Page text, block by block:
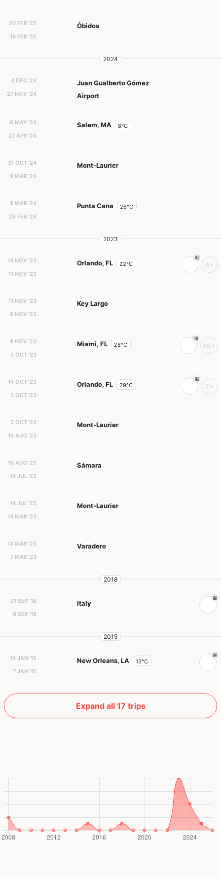
20 FEB '25
19 FEB '25
Óbidos
2024
4 DEC '24
27 NOV '24
Juan Gualberto Gómez
Airport
6 MAY '24
27 APR '24
Salem, MA 8°C
31 OCT '24
9 MAR '24
Mont-Laurier
9 MAR '24
28 FEB '24
Punta Cana 26°C
2023
14 NOV '23
11 NOV '23
Orlando, FL 22°C 8+
11 NOV '23
9 NOV '23
Key Largo
9 NOV '23
5 OCT '23
Miami, FL 28°C 48+
14 OCT '23
5 OCT '23
Orlando, FL 29°C 7+
5 OCT '23
16 AUG '23
Mont-Laurier
16 AUG '23
14 JUL '23
Sámara
14 JUL '23
14 MAR '23
Mont-Laurier
14 MAR '23
7 MAR '23
Varadero
2018
21 SEP '18
8 SEP '18
Italy
2015
14 JAN '15
7 JAN '15
New Orleans, LA 13°C
Expand all 17 trips